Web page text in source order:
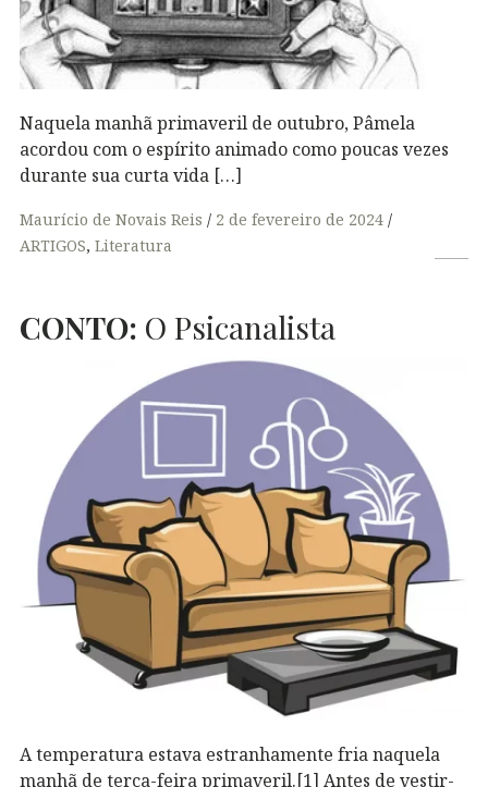
Naquela manhã primaveril de outubro, Pâmela
acordou com o espírito animado como poucas vezes
durante sua curta vida […]
Maurício de Novais Reis
2 de fevereiro de 2024
ARTIGOS, Literatura
CONTO: O Psicanalista
A temperatura estava estranhamente fria naquela
manhã de terça-feira primaveril.[1] Antes de vestir-